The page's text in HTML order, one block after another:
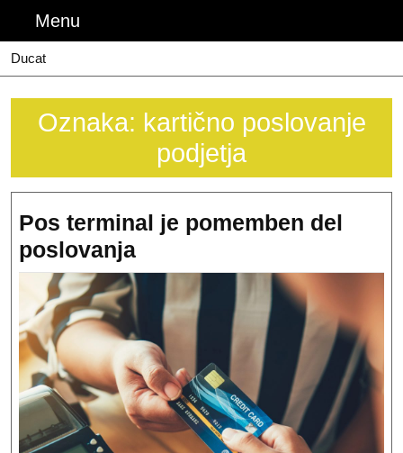
content
Menu
Ducat
Oznaka: kartično poslovanje
podjetja
Pos terminal je pomemben del
poslovanjaPos
terminal
je
pomemben
del
poslovanja